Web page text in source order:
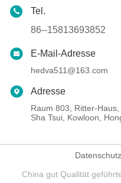
Tel.
86--15813693852
E-Mail-Adresse
hedva511@163.com
Adresse
Raum 803, Ritter-
Sha Tsui, Kowloon,
China gut Qualität